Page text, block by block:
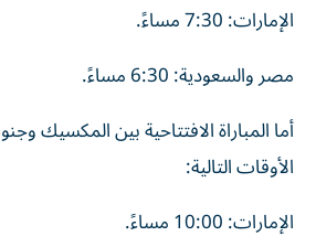
الإمارات: 7:30 مساءً.
مصر والسعودية: 6:30 مساءً.
أما المباراة الافتتاحية بين المكسيك
الأوقات التالية:
الإمارات: 10:00 مساءً.